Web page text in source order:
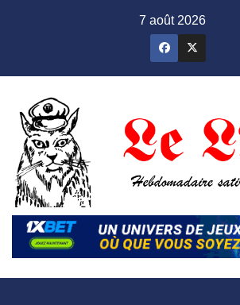
7 août 2026